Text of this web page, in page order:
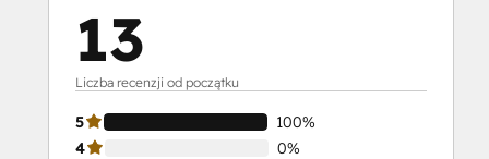
13
Liczba recenzji od początku
5
100%
4
0%